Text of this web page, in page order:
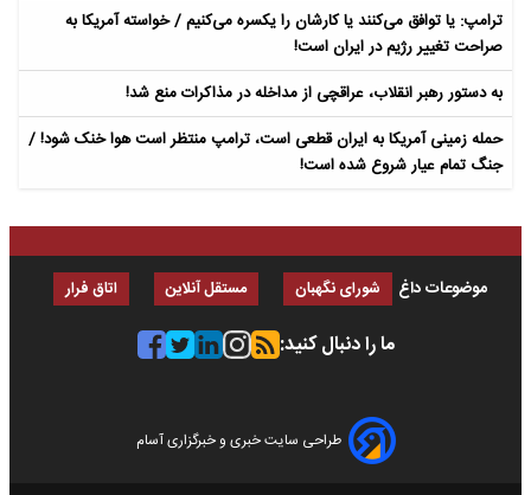
ترامپ: یا توافق می‌کنند یا کارشان را یکسره می‌کنیم / خواسته آمریکا به
صراحت تغییر رژیم در ایران است!
به دستور رهبر انقلاب، عراقچی از مداخله در مذاکرات منع شد!
حمله زمینی آمریکا به ایران قطعی است، ترامپ منتظر است هوا خنک شود! /
جنگ تمام عیار شروع شده است!
موضوعات داغ شورای نگهبان مستقل آنلاین اتاق فرار
ما را دنبال کنید:
طراحی سایت خبری و خبرگزاری آسام